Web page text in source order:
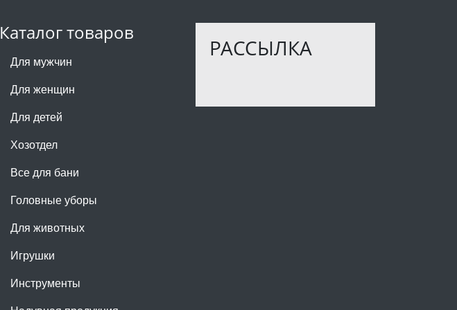
Каталог товаров
Для мужчин
Для женщин
Для детей
Хозотдел
Все для бани
Головные уборы
Для животных
Игрушки
Инструменты
РАССЫЛКА